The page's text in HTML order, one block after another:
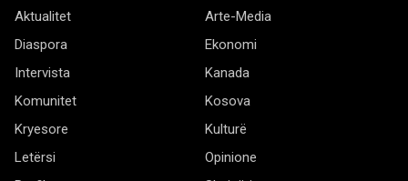
Aktualitet
Arte-Media
Diaspora
Ekonomi
Intervista
Kanada
Komunitet
Kosova
Kryesore
Kulturë
Letërsi
Opinione